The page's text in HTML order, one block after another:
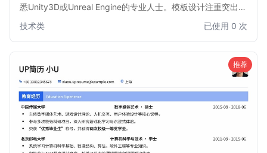
悉Unity3D或Unreal Engine的专业人士。模板设计注重突出技
在帮助求职者快速吸引招聘官的注意，展现其在游戏开发领域
的核心竞争力。无论是资深开发者还是经验丰富的工程师，都
技术类 已使用 0 次
推荐